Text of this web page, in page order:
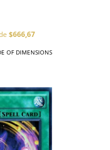
$666,67
OF DIMENSIONS